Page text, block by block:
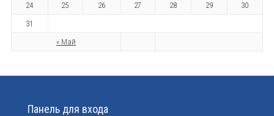
« Май
24
25 26 27 28 29
30
31
Панель для входа